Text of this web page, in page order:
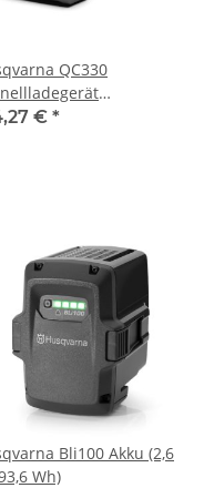
QC330
230V)
€ *
Bli100 Akku (2,6
Wh)